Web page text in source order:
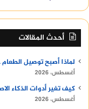
أحدث المقالات
لماذا أصبح توصيل
أغسطس، 2026
كيف تغير أدوات الذكاء
أغسطس، 2026